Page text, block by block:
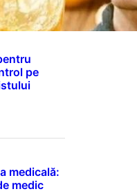
pe
medicală:
medic